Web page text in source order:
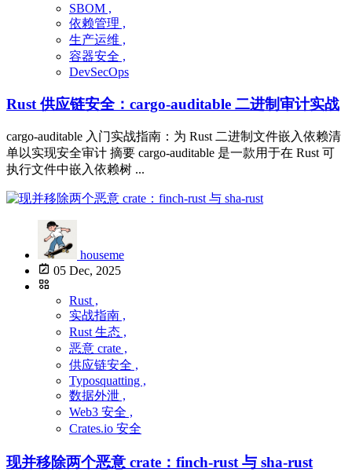
SBOM ,
依赖管理 ,
生产运维 ,
容器安全 ,
DevSecOps
Rust 供应链安全：cargo-auditable 二进制审计实战
cargo-auditable 入门实战指南：为 Rust 二进制文件嵌入依赖清
单以实现安全审计 摘要 cargo-auditable 是一款用于在 Rust 可
执行文件中嵌入依赖树 ...
houseme
05 Dec, 2025
Rust ,
实战指南 ,
Rust 生态 ,
恶意 crate ,
供应链安全 ,
Typosquatting ,
数据外泄 ,
Web3 安全 ,
Crates.io 安全
现并移除两个恶意 crate：finch-rust 与 sha-rust